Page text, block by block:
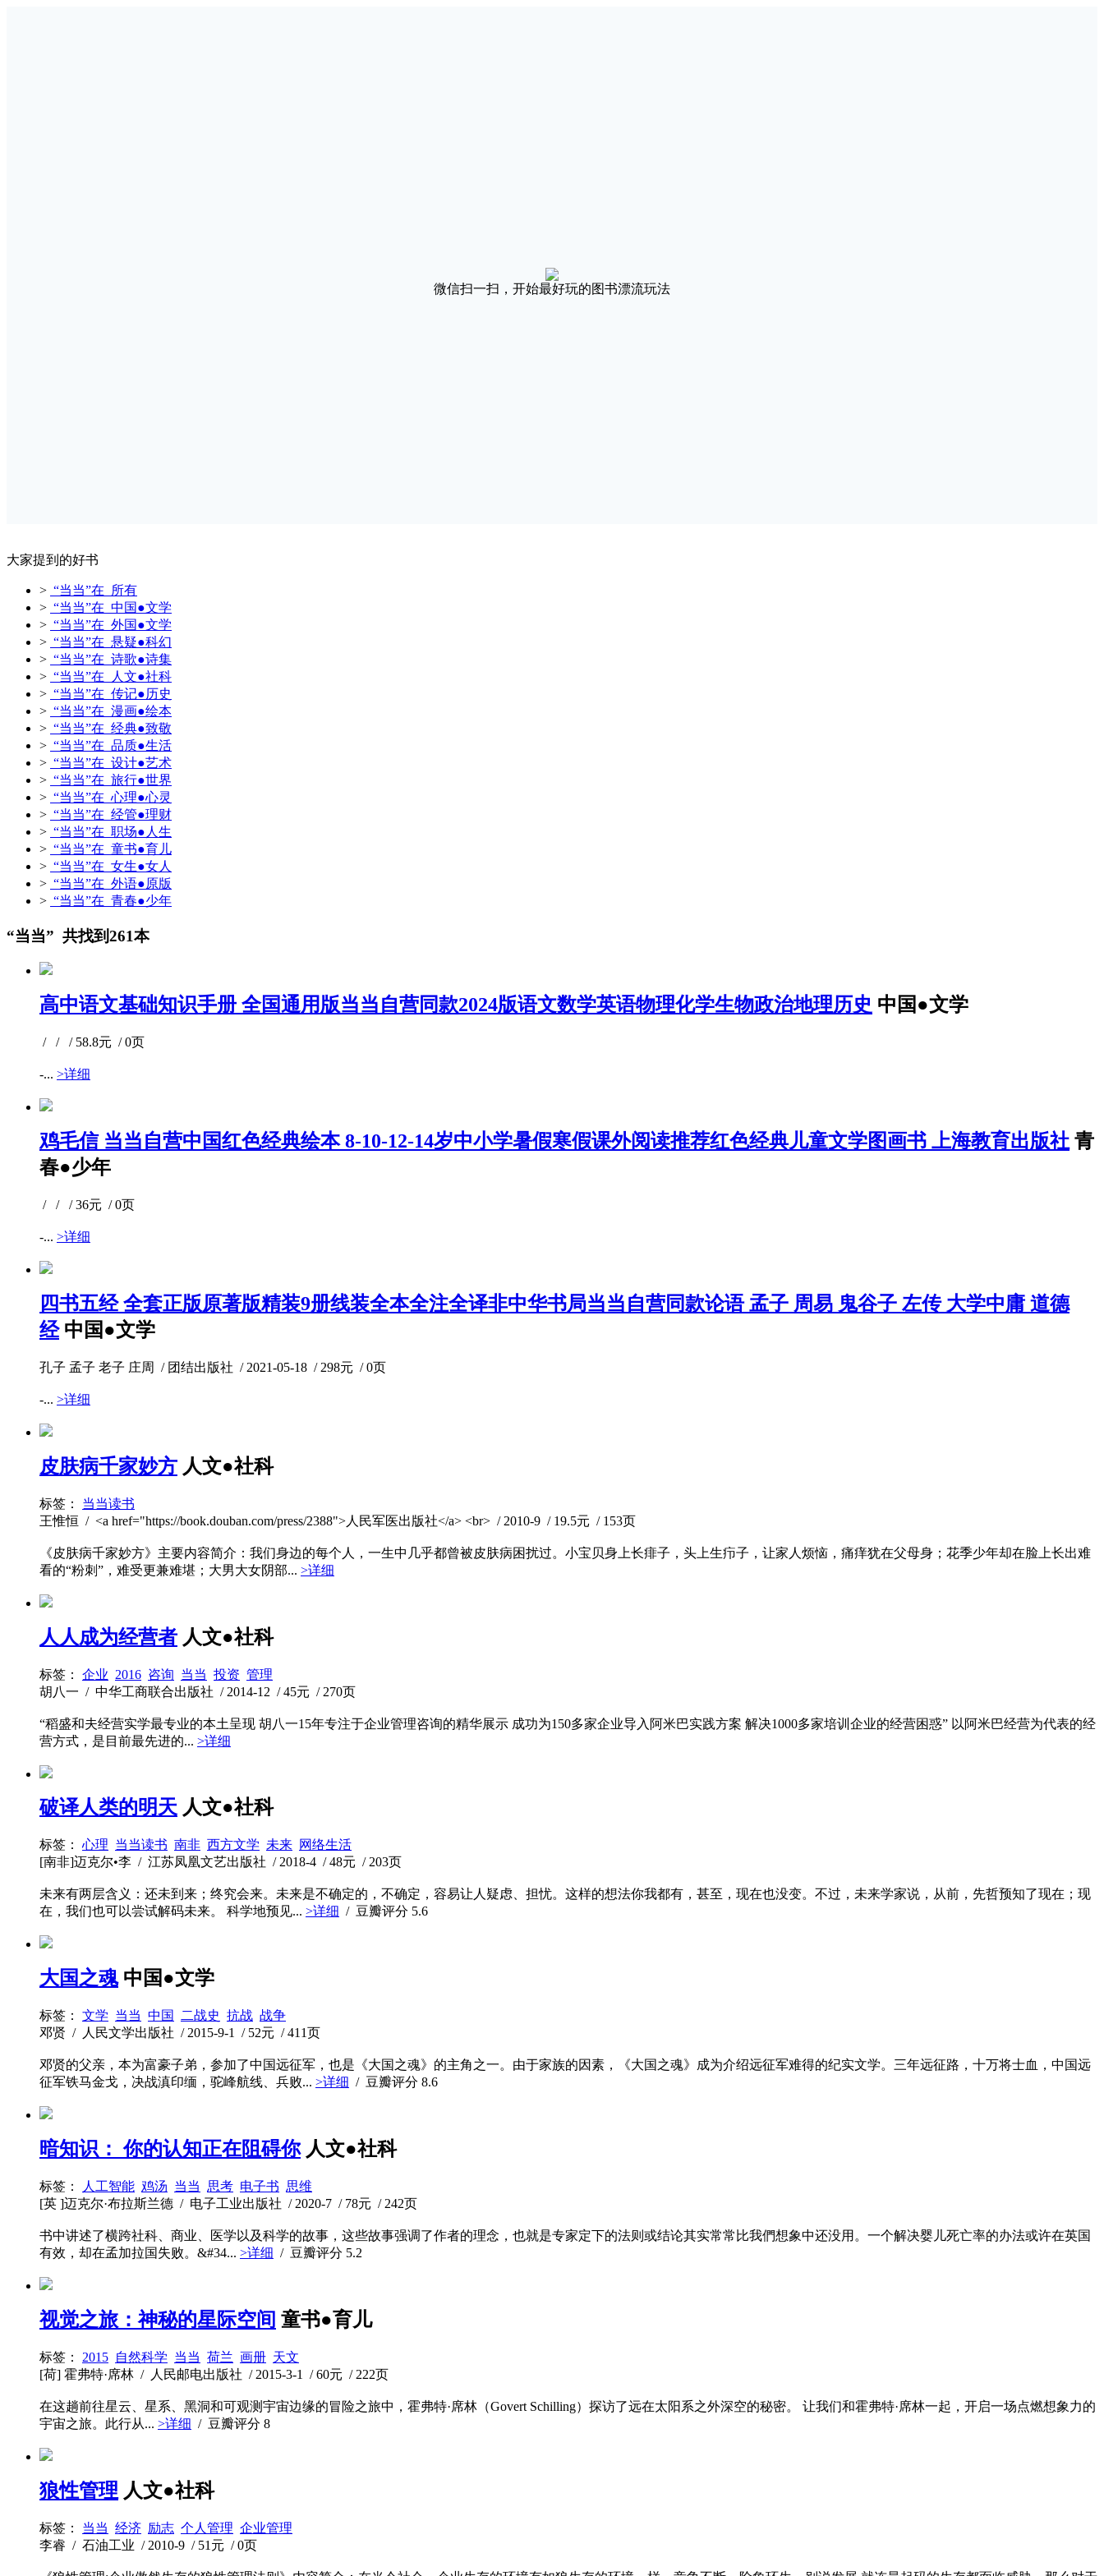
微信扫一扫，开始最好玩的图书漂流玩法
大家提到的好书
> “当当”在 所有
> “当当”在 中国●文学
> “当当”在 外国●文学
> “当当”在 悬疑●科幻
> “当当”在 诗歌●诗集
> “当当”在 人文●社科
> “当当”在 传记●历史
> “当当”在 漫画●绘本
> “当当”在 经典●致敬
> “当当”在 品质●生活
> “当当”在 设计●艺术
> “当当”在 旅行●世界
> “当当”在 心理●心灵
> “当当”在 经管●理财
> “当当”在 职场●人生
> “当当”在 童书●育儿
> “当当”在 女生●女人
> “当当”在 外语●原版
> “当当”在 青春●少年
“当当” 共找到261本
高中语文基础知识手册 全国通用版当当自营同款2024版语文数学英语物理化学生物政治地理历史 中国●文学
/ / / 58.8元 / 0页
-... >详细
鸡毛信 当当自营中国红色经典绘本 8-10-12-14岁中小学暑假寒假课外阅读推荐红色经典儿童文学图画书 上海教育出版社 青
春●少年
/ / / 36元 / 0页
-... >详细
四书五经 全套正版原著版精装9册线装全本全注全译非中华书局当当自营同款论语 孟子 周易 鬼谷子 左传 大学中庸 道德
经 中国●文学
孔子 孟子 老子 庄周 / 团结出版社 / 2021-05-18 / 298元 / 0页
-... >详细
皮肤病千家妙方 人文●社科
标签： 当当读书
王惟恒 / <a href="https://book.douban.com/press/2388">人民军医出版社</a> <br> / 2010-9 / 19.5元 / 153页
《皮肤病千家妙方》主要内容简介：我们身边的每个人，一生中几乎都曾被皮肤病困扰过。小宝贝身上长痱子，头上生疖子，让家人烦恼，痛痒犹在父母身；花季少年却在脸上长出难
看的“粉刺”，难受更兼难堪；大男大女阴部... >详细
人人成为经营者 人文●社科
标签： 企业 2016 咨询 当当 投资 管理
胡八一 / 中华工商联合出版社 / 2014-12 / 45元 / 270页
“稻盛和夫经营实学最专业的本土呈现 胡八一15年专注于企业管理咨询的精华展示 成功为150多家企业导入阿米巴实践方案 解决1000多家培训企业的经营困惑” 以阿米巴经营为代表的经
营方式，是目前最先进的... >详细
破译人类的明天 人文●社科
标签： 心理 当当读书 南非 西方文学 未来 网络生活
[南非]迈克尔•李 / 江苏凤凰文艺出版社 / 2018-4 / 48元 / 203页
未来有两层含义：还未到来；终究会来。未来是不确定的，不确定，容易让人疑虑、担忧。这样的想法你我都有，甚至，现在也没变。不过，未来学家说，从前，先哲预知了现在；现
在，我们也可以尝试解码未来。 科学地预见... >详细 / 豆瓣评分 5.6
大国之魂 中国●文学
标签： 文学 当当 中国 二战史 抗战 战争
邓贤 / 人民文学出版社 / 2015-9-1 / 52元 / 411页
邓贤的父亲，本为富豪子弟，参加了中国远征军，也是《大国之魂》的主角之一。由于家族的因素，《大国之魂》成为介绍远征军难得的纪实文学。三年远征路，十万将士血，中国远
征军铁马金戈，决战滇印缅，驼峰航线、兵败... >详细 / 豆瓣评分 8.6
暗知识： 你的认知正在阻碍你 人文●社科
标签： 人工智能 鸡汤 当当 思考 电子书 思维
[英 ]迈克尔·布拉斯兰德 / 电子工业出版社 / 2020-7 / 78元 / 242页
书中讲述了横跨社科、商业、医学以及科学的故事，这些故事强调了作者的理念，也就是专家定下的法则或结论其实常常比我們想象中还没用。一个解决婴儿死亡率的办法或许在英国
有效，却在孟加拉国失败。&#34... >详细 / 豆瓣评分 5.2
视觉之旅：神秘的星际空间 童书●育儿
标签： 2015 自然科学 当当 荷兰 画册 天文
[荷] 霍弗特·席林 / 人民邮电出版社 / 2015-3-1 / 60元 / 222页
在这趟前往星云、星系、黑洞和可观测宇宙边缘的冒险之旅中，霍弗特·席林（Govert Schilling）探访了远在太阳系之外深空的秘密。 让我们和霍弗特·席林一起，开启一场点燃想象力的
宇宙之旅。此行从... >详细 / 豆瓣评分 8
狼性管理 人文●社科
标签： 当当 经济 励志 个人管理 企业管理
李睿 / 石油工业 / 2010-9 / 51元 / 0页